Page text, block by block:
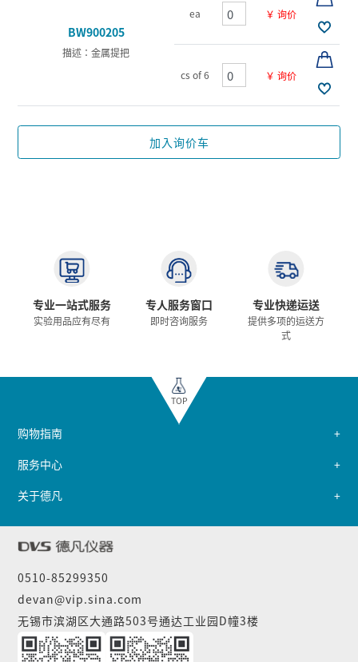
BW900205
描述：金属提把
ea ￥ 询价
cs of 6 ￥ 询价
加入询价车
专业一站式服务
实验用品应有尽有
专人服务窗口
即时咨询服务
专业快递运送
提供多项的运送方
式
TOP
0510-85299350
devan@vip.sina.com
无锡市滨湖区大通路503号通达工业园D幢3楼
购物指南
服务中心
关于德凡